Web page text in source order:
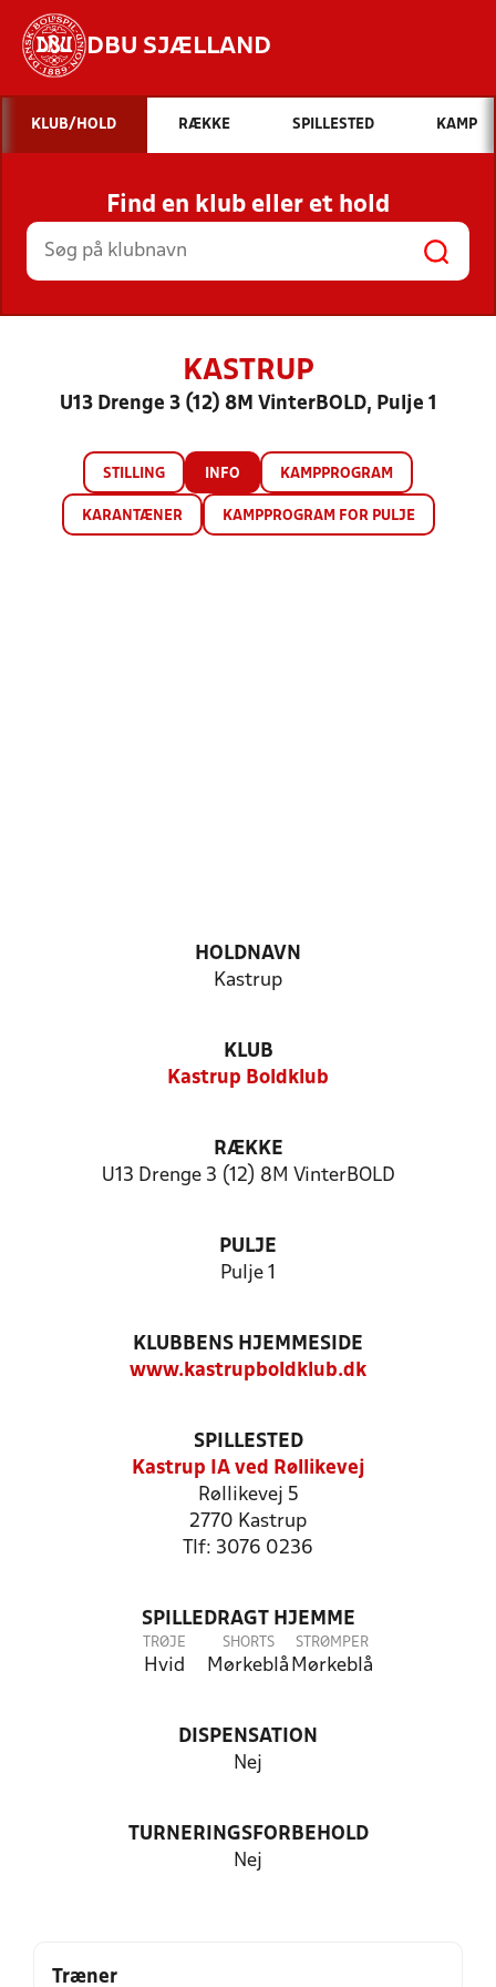
DBU SJÆLLAND
Hvad vil du søge efter?
INDHOLD OG NYHEDER
STILLINGER, RESULTATER, KLUBBER OG
HOLD
KLUB/HOLD RÆKKE SPILLESTED KAMP
Find en klub eller et hold
KASTRUP
U13 Drenge 3 (12) 8M VinterBOLD, Pulje 1
STILLING INFO KAMPPROGRAM
KARANTÆNER KAMPPROGRAM FOR PULJE
HOLDNAVN
Kastrup
KLUB
Kastrup Boldklub
RÆKKE
U13 Drenge 3 (12) 8M VinterBOLD
PULJE
Pulje 1
KLUBBENS HJEMMESIDE
www.kastrupboldklub.dk
SPILLESTED
Kastrup IA ved Røllikevej
Røllikevej 5
2770 Kastrup
Tlf: 3076 0236
SPILLEDRAGT HJEMME
TRØJE
Hvid
SHORTS
Mørkeblå
STRØMPER
Mørkeblå
DISPENSATION
Nej
TURNERINGSFORBEHOLD
Nej
Træner